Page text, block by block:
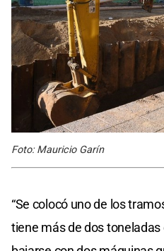
Foto: Mauricio Garín
“Se colocó uno de los
tiene más de dos toneladas